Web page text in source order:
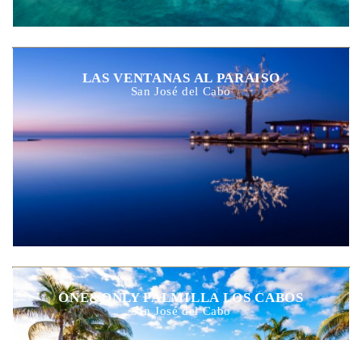
LAS VENTANAS AL PARAISO
San José del Cabo
ONE&ONLY PALMILLA LOS CABOS
San José del Cabo